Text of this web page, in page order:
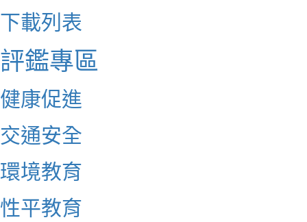
下載列表
評鑑專區
健康促進
交通安全
環境教育
性平教育